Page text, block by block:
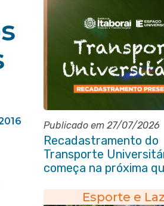
Publicado em 27/07/2026
Recadastramento do
Transporte
começa na próxima
Esporte e